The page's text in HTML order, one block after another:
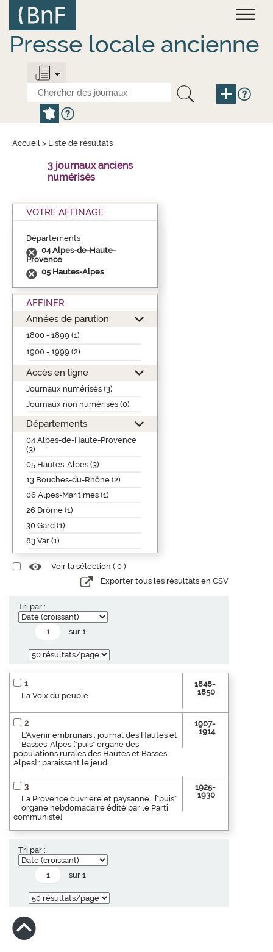
contenu
principal
Presse locale ancienne
Accueil > Liste de résultats
3 journaux anciens
numérisés
VOTRE AFFINAGE
Départements
04 Alpes-de-Haute-
Provence
05 Hautes-Alpes
AFFINER
Années de parution
1800 - 1899 (1)
1900 - 1999 (2)
Accès en ligne
Journaux numérisés (3)
Journaux non numérisés (0)
Départements
04 Alpes-de-Haute-Provence
(3)
05 Hautes-Alpes (3)
13 Bouches-du-Rhône (2)
06 Alpes-Maritimes (1)
26 Drôme (1)
30 Gard (1)
83 Var (1)
Voir la sélection ( 0 )
Exporter tous les résultats en CSV
Tri par :
sur 1
1
La Voix du peuple
1848-
1850
2
L'Avenir embrunais : journal des Hautes et
Basses-Alpes ["puis" organe des
populations rurales des Hautes et Basses-
Alpes] : paraissant le jeudi
1907-
1914
3
La Provence ouvrière et paysanne : ["puis"
organe hebdomadaire édité par le Parti
communiste]
1925-
1930
Tri par :
sur 1
Panneau de gestion des cookies